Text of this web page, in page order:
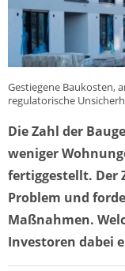
Gestiegene Baukosten,
regulatorische
Die Zahl der
weniger
fertiggestellt. Der
Problem und
Maßnahmen.
Investoren dabei